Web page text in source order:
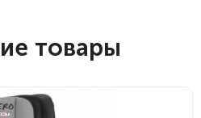
товары